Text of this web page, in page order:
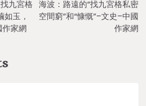
九宮格
玉，
家網
海波：路遠的“找九宮格私密
空間窮”和“慷慨”–文史–中國
作家網